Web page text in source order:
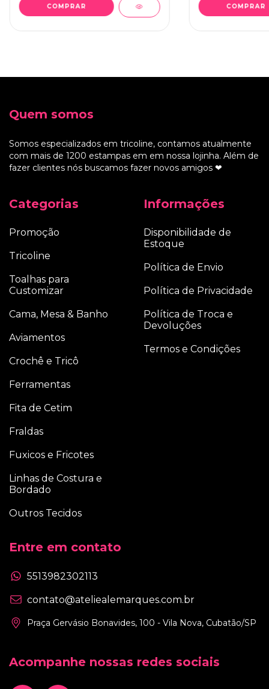
Quem somos
Somos especializados em tricoline, contamos atualmente
com mais de 1200 estampas em em nossa lojinha. Além de
fazer clientes nós buscamos fazer novos amigos ❤
Categorias
Promoção
Tricoline
Toalhas para
Customizar
Cama, Mesa & Banho
Aviamentos
Crochê e Tricô
Ferramentas
Fita de Cetim
Fraldas
Fuxicos e Fricotes
Linhas de Costura e
Bordado
Outros Tecidos
Informações
Disponibilidade de
Estoque
Política de Envio
Política de Privacidade
Política de Troca e
Devoluções
Termos e Condições
Entre em contato
5513982302113
contato@ateliealemarques.com.br
Praça Gervásio Bonavides, 100 - Vila Nova, Cubatão/SP
Acompanhe nossas redes sociais